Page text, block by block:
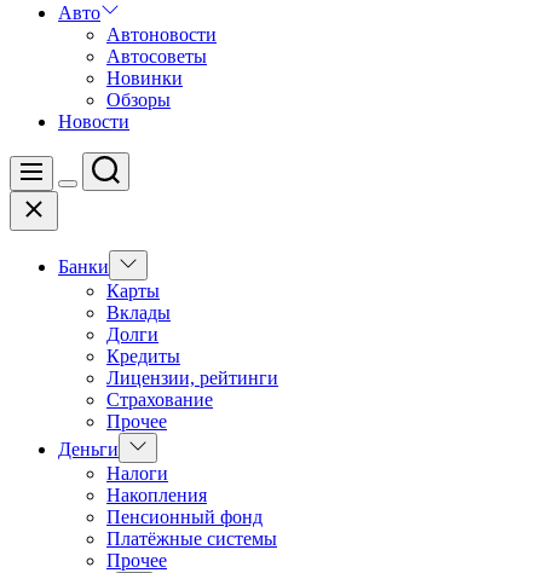
Авто
Автоновости
Автосоветы
Новинки
Обзоры
Новости
Меню
Цвет
Поиск
Закрыть
Банки
Показать
подменю
Карты
Вклады
Долги
Кредиты
Лицензии, рейтинги
Страхование
Прочее
Деньги
Показать
подменю
Налоги
Накопления
Пенсионный фонд
Платёжные системы
Прочее